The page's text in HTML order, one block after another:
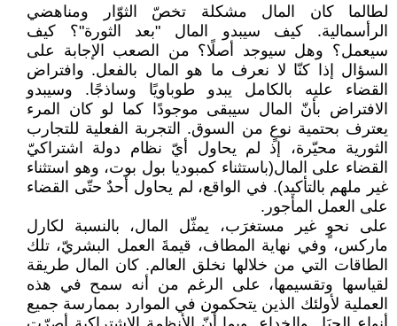
لطالما كان المال مشكلة تخصّ الثوّار ومناهضي
الرأسمالية. كيف سيبدو المال "بعد الثورة"؟ ‏كيف
سيعمل؟ وهل سيوجد أصلًا؟ من الصعب الإجابة على
السؤال إذا كنّا لا نعرف ما هو ‏المال بالفعل. وافتراض
القضاء عليه بالكامل يبدو طوباويًا وساذجًا. وسيبدو
الافتراض بأنّ ‏المال سيبقى موجودًا كما لو كان المرء
يعترف بحتمية نوعٍ من السوق. التجربة الفعلية ‏للتجارب
الثورية محيّرة، إذ لم يحاول أيّ نظام دولة اشتراكيّ
القضاء على المال(باستثناء ‏كمبوديا بول بوت، وهو استثناء
غير ملهم بالتأكيد). في الواقع، لم يحاول أحدٌ حتّى القضاء
‏على العمل المأجور.‏
على نحوٍ غير مستغرَب، يمثّل المال، بالنسبة لكارل
ماركس، وفي نهاية المطاف، قيمةَ العمل ‏البشريّ، تلك
الطاقات التي من خلالها نخلق العالم. كان المال طريقة
لقياسها وتقسيمها، على ‏الرغم من أنه سمح في هذه
العملية لأولئك الذين يتحكمون في الموارد بممارسة جميع